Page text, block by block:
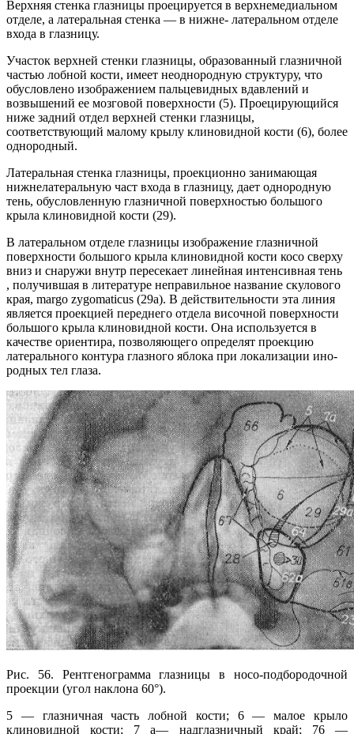
Верхняя стенка глазницы проецируется в верхнемедиальном
отделе, а латеральная стенка — в нижне- латеральном отделе
входа в глазницу.
Участок верхней стенки глазницы, образованный глазничной
частью лобной кости, имеет неоднородную структуру, что
обусловлено изображением пальцевидных вдавлений и
возвышений ее мозговой поверхности (5). Проецирующийся
ниже задний отдел верхней стенки глазницы,
соответствующий малому крылу клино­видной кости (6), более
однородный.
Латеральная стенка глазницы, проекционно занимающая
нижнелатеральную част входа в глазницу, дает однородную
тень, обусловленную глазничной поверхностью большого
крыла клиновидной кости (29).
В латеральном отделе глазницы изображение глазничной
поверхности большого крыла клиновидной кости косо сверху
вниз и снаружи внутр пересекает линейная интенсивная тень
, получившая в литературе непра­вильное название скулового
края, margo zygomaticus (29а). В действительности эта линия
является проекцией переднего отдела височной поверхности
большого крыла клиновидной кости. Она используется в
качестве ориентира, позволяющего определят проекцию
латерального контура глазного яблока при локализации ино­
родных тел глаза.
Рис. 56. Рентгенограмма глазницы в носо-подбородочной
проекции (угол наклона 60°).
5 — глазничная часть лобной кости; 6 — малое крыло
клиновидной кости; 7 а— надглазничный край; 76 —